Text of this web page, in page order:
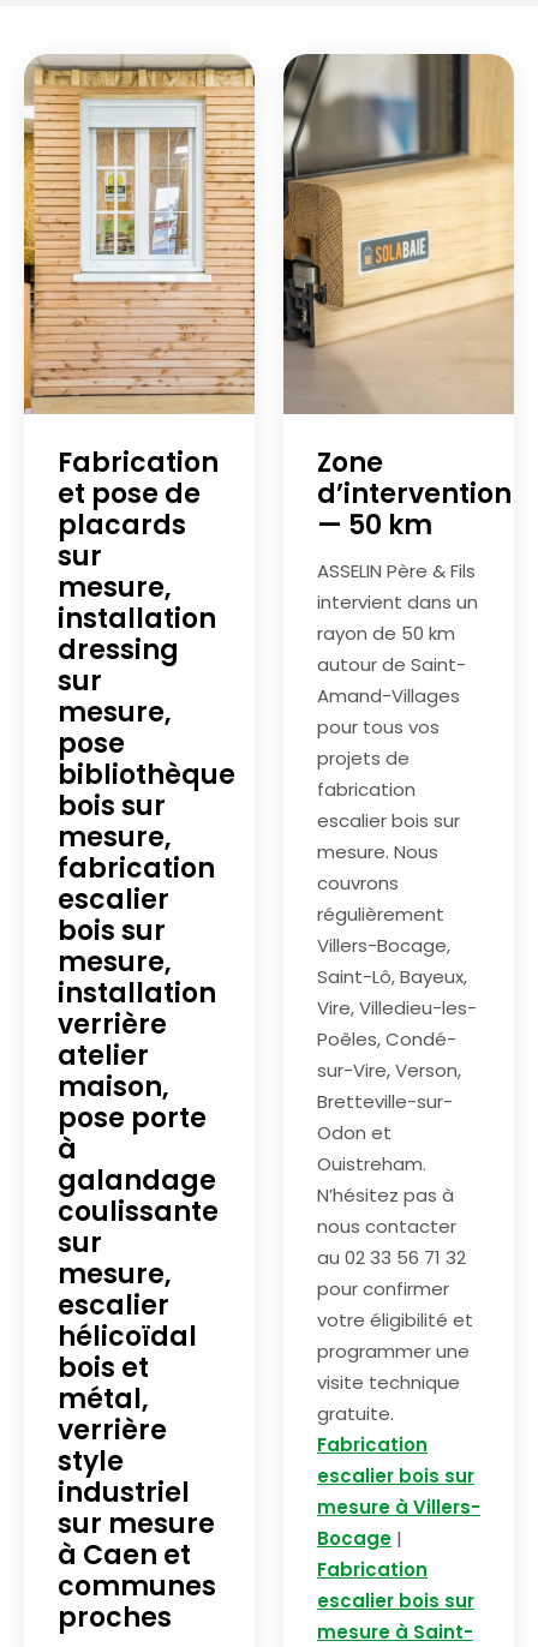
Fabrication
et pose de
placards
sur
mesure,
installation
dressing
sur
mesure,
pose
bibliothèque
bois sur
mesure,
fabrication
escalier
bois sur
mesure,
installation
verrière
atelier
maison,
pose porte
à
galandage
coulissante
sur
mesure,
escalier
hélicoïdal
bois et
métal,
verrière
style
industriel
sur mesure
à Caen et
communes
proches
Zone
d’intervention
— 50 km
ASSELIN Père & Fils
intervient dans un
rayon de 50 km
autour de Saint-
Amand-Villages
pour tous vos
projets de
fabrication
escalier bois sur
mesure. Nous
couvrons
régulièrement
Villers-Bocage,
Saint-Lô, Bayeux,
Vire, Villedieu-les-
Poêles, Condé-
sur-Vire, Verson,
Bretteville-sur-
Odon et
Ouistreham.
N’hésitez pas à
nous contacter
au 02 33 56 71 32
pour confirmer
votre éligibilité et
programmer une
visite technique
gratuite.
Fabrication
escalier bois sur
mesure à Villers-
Bocage |
Fabrication
escalier bois sur
mesure à Saint-